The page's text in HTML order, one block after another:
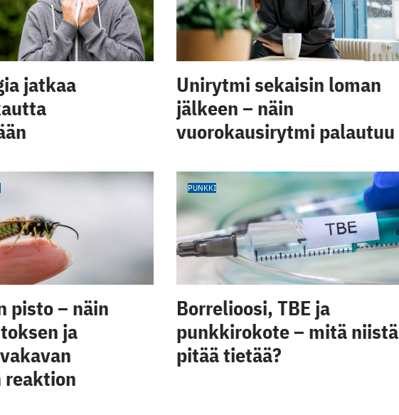
jatkaa
Unirytmi sekaisin loman
jälkeen – näin
vuorokausirytmi palautuu
pisto – näin
ja
reaktion
PUNKKI
Borrelioosi, TBE ja
punkkirokote – mitä niistä
pitää tietää?